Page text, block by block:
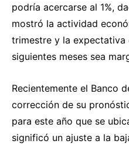
podría acercarse al 1%,
mostró la actividad
trimestre y la expectativa
siguientes meses sea
Recientemente el Banco
corrección de su
para este año que se
significó un ajuste a la